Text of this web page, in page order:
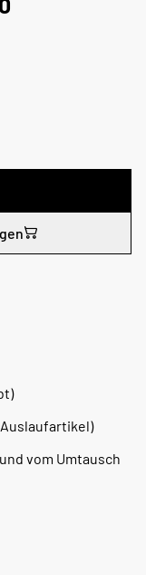
vom Umtausch